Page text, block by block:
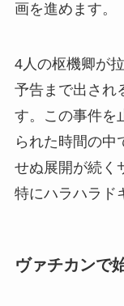
画を進めます。
4人の枢機卿が
予告まで出され
す。この事件を
られた時間の中
せぬ展開が続く
特にハラハラド
ヴァチカンで